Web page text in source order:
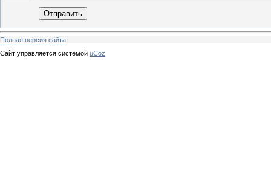
Отправить
Полная версия сайта
Сайт управляется системой uCoz